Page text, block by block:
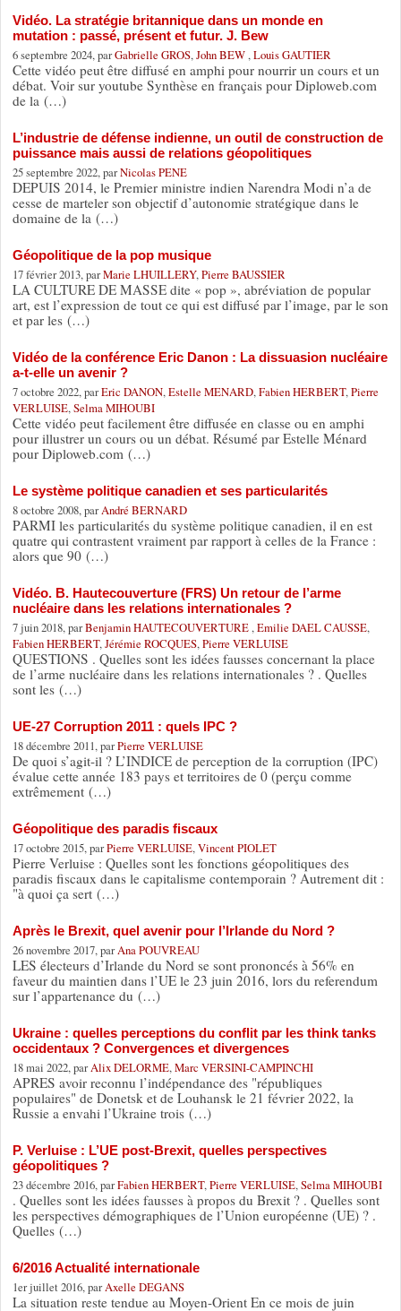
Vidéo. La stratégie britannique dans un monde en
mutation : passé, présent et futur. J. Bew
6 septembre 2024, parGabrielle GROS, John BEW , Louis GAUTIER
Cette vidéo peut être diffusé en amphi pour nourrir un cours et un
débat. Voir sur youtube Synthèse en français pour Diploweb.com
de la (…)
L’industrie de défense indienne, un outil de construction de
puissance mais aussi de relations géopolitiques
25 septembre 2022, parNicolas PENE
DEPUIS 2014, le Premier ministre indien Narendra Modi n’a de
cesse de marteler son objectif d’autonomie stratégique dans le
domaine de la (…)
Géopolitique de la pop musique
17 février 2013, parMarie LHUILLERY, Pierre BAUSSIER
LA CULTURE DE MASSE dite « pop », abréviation de popular
art, est l’expression de tout ce qui est diffusé par l’image, par le son
et par les (…)
Vidéo de la conférence Eric Danon : La dissuasion nucléaire
a-t-elle un avenir ?
7 octobre 2022, parEric DANON, Estelle MENARD, Fabien HERBERT, Pierre
VERLUISE, Selma MIHOUBI
Cette vidéo peut facilement être diffusée en classe ou en amphi
pour illustrer un cours ou un débat. Résumé par Estelle Ménard
pour Diploweb.com (…)
Le système politique canadien et ses particularités
8 octobre 2008, parAndré BERNARD
PARMI les particularités du système politique canadien, il en est
quatre qui contrastent vraiment par rapport à celles de la France :
alors que 90 (…)
Vidéo. B. Hautecouverture (FRS) Un retour de l’arme
nucléaire dans les relations internationales ?
7 juin 2018, parBenjamin HAUTECOUVERTURE , Emilie DAEL CAUSSE,
Fabien HERBERT, Jérémie ROCQUES, Pierre VERLUISE
QUESTIONS . Quelles sont les idées fausses concernant la place
de l’arme nucléaire dans les relations internationales ? . Quelles
sont les (…)
UE-27 Corruption 2011 : quels IPC ?
18 décembre 2011, parPierre VERLUISE
De quoi s’agit-il ? L’INDICE de perception de la corruption (IPC)
évalue cette année 183 pays et territoires de 0 (perçu comme
extrêmement (…)
Géopolitique des paradis fiscaux
17 octobre 2015, parPierre VERLUISE, Vincent PIOLET
Pierre Verluise : Quelles sont les fonctions géopolitiques des
paradis fiscaux dans le capitalisme contemporain ? Autrement dit :
"à quoi ça sert (…)
Après le Brexit, quel avenir pour l’Irlande du Nord ?
26 novembre 2017, parAna POUVREAU
LES électeurs d’Irlande du Nord se sont prononcés à 56% en
faveur du maintien dans l’UE le 23 juin 2016, lors du referendum
sur l’appartenance du (…)
Ukraine : quelles perceptions du conflit par les think tanks
occidentaux ? Convergences et divergences
18 mai 2022, parAlix DELORME, Marc VERSINI-CAMPINCHI
APRES avoir reconnu l’indépendance des "républiques
populaires" de Donetsk et de Louhansk le 21 février 2022, la
Russie a envahi l’Ukraine trois (…)
P. Verluise : L’UE post-Brexit, quelles perspectives
géopolitiques ?
23 décembre 2016, parFabien HERBERT, Pierre VERLUISE, Selma MIHOUBI
. Quelles sont les idées fausses à propos du Brexit ? . Quelles sont
les perspectives démographiques de l’Union européenne (UE) ? .
Quelles (…)
6/2016 Actualité internationale
1er juillet 2016, parAxelle DEGANS
La situation reste tendue au Moyen-Orient En ce mois de juin